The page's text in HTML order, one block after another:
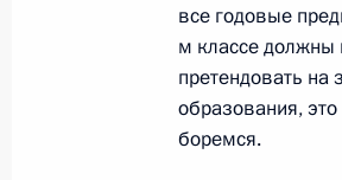
Встреча с
20 февраля 2017
все годовые
м классе должны
претендовать на
образования,
боремся.